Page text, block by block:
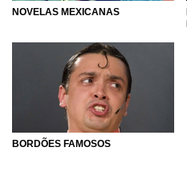
NOVELAS MEXICANAS
BORDÕES FAMOSOS